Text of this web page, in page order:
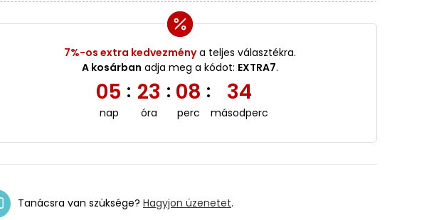
7%-os extra kedvezménya teljes választékra.
A kosárban adja meg a kódot: EXTRA7.
05
nap
: 23
óra
: 08
perc
: 33
másodperc
Tanácsra van szüksége? Hagyjon üzenetet.